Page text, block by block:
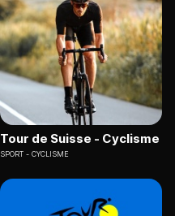
Tour de Suisse - Cyclisme
SPORT CYCLISME